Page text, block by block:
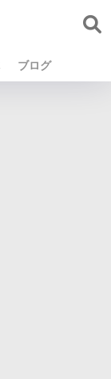
ブログ